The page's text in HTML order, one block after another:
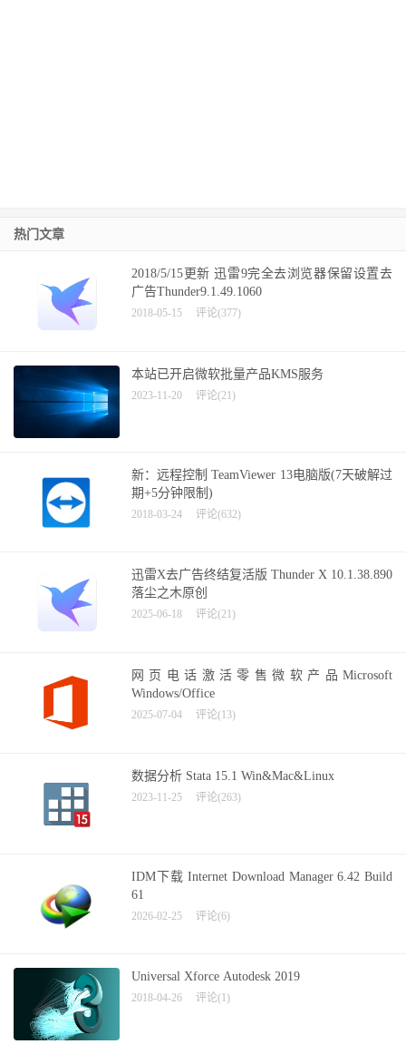
热门文章
2018/5/15更新 迅雷9完全去浏览器保留设置去
广告Thunder9.1.49.1060
2018-05-15 评论(377)
本站已开启微软批量产品KMS服务
2023-11-20 评论(21)
新：远程控制 TeamViewer 13电脑版(7天破解过
期+5分钟限制)
2018-03-24 评论(632)
迅雷X去广告终结复活版 Thunder X 10.1.38.890
落尘之木原创
2025-06-18 评论(21)
网页电话激活零售微软产品Microsoft
Windows/Office
2025-07-04 评论(13)
数据分析 Stata 15.1 Win&Mac&Linux
2023-11-25 评论(263)
IDM下载 Internet Download Manager 6.42 Build
61
2026-02-25 评论(6)
Universal Xforce Autodesk 2019
2018-04-26 评论(1)